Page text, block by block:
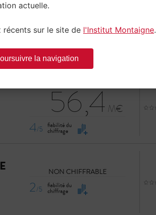
COÛT SUR LE MANDAT
4,20
3/5 chiffrage
56,4
4/5 fiabilité du
chiffrage
NON CHIFFRABLE
2/5 fiabilité du
chiffrage
actuelle.
récents sur le site de l'Institut Montaigne.
la navigation